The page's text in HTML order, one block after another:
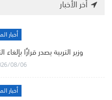
أخر الأخبار
أخبار
وزير التربية يصدر قرارًا
08/06
أخبار